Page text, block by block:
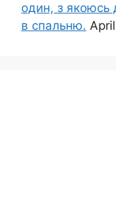
один, з якоюсь
в спальню.